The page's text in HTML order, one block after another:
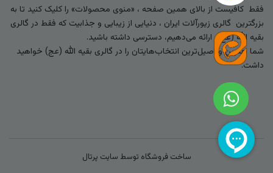
فقط کافیست از بالای همین صفحه ، «منوی محصولات» را کلیک کنید تا به
بزرگترین گالری زیورآلات ایران ، دنیایی از زیبایی و جذابیت که فقط در گالری
بقیه الله (عج) ارائه می‌دهیم، دسترسی داشته باشید.
شما بهترین و اصیل‌ترین انتخاب‌هایتان را در گالری بقیه الله (عج) خواهید
داشت.
ساخت فروشگاه توسط سایت پرتال